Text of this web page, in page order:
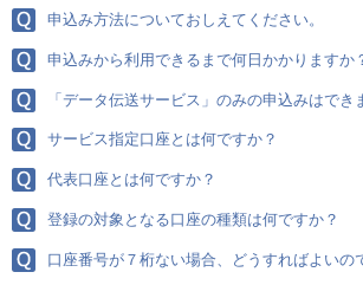
申込み方法についておしえてください。
申込みから利用できるまで何日かかりますか
「データ伝送サービス」のみの申込みはでき
サービス指定口座とは何ですか？
代表口座とは何ですか？
登録の対象となる口座の種類は何ですか？
口座番号が７桁ない場合、どうすればよいの